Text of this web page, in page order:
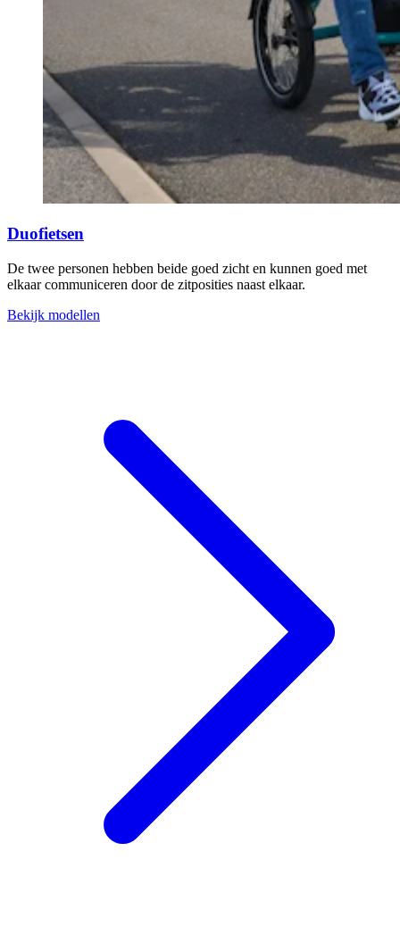
Duofietsen
De twee personen hebben beide goed zicht en kunnen goed met
elkaar communiceren door de zitposities naast elkaar.
Bekijk modellen